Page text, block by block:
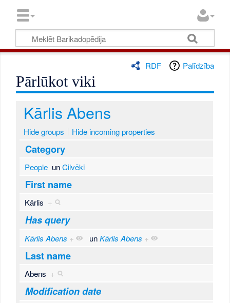
RDF Palīdzība
Pārlūkot viki
Kārlis Abens
Hide groups Hide incoming properties
Category
PeopleunCilvēki
First name
Kārlis +
Has query
Kārlis Abens + unKārlis Abens +
Last name
Abens +
Modification date